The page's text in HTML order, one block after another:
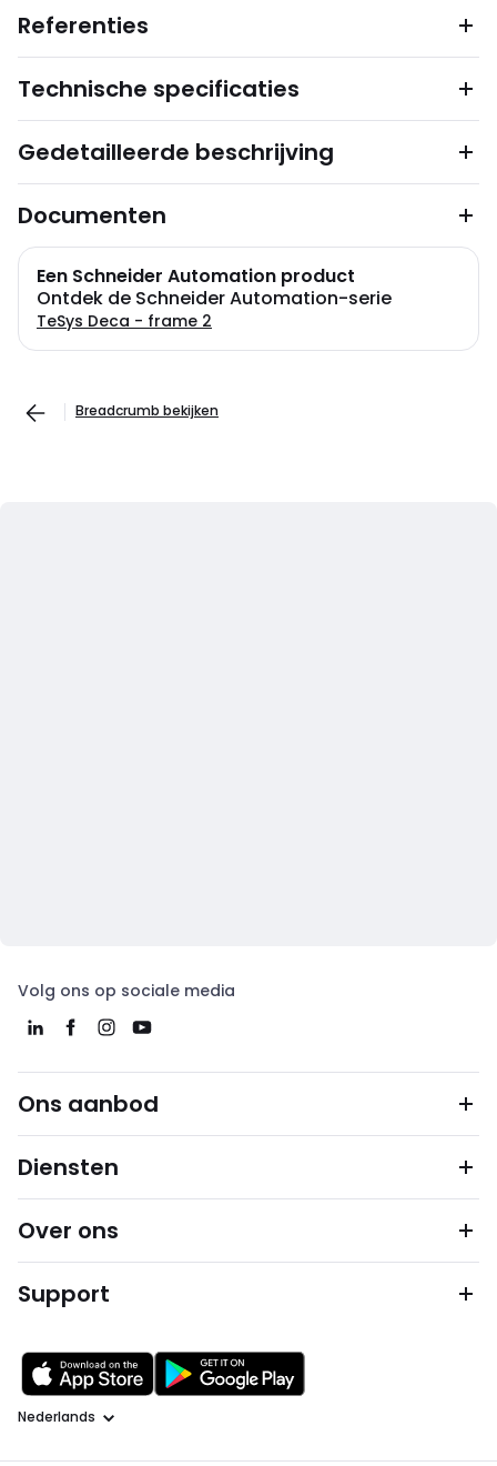
Referenties
Technische specificaties
Gedetailleerde beschrijving
Documenten
Een Schneider Automation product
Ontdek de Schneider Automation-serie
TeSys Deca - frame 2
Breadcrumb bekijken
Volg ons op sociale media
Ons aanbod
Diensten
Over ons
Support
Taal